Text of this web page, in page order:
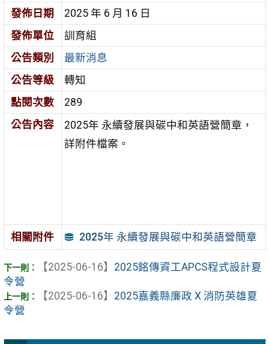
發佈日期
2025 年 6 月 16 日
發佈單位
訓育組
公告類別
最新消息
公告等級
轉知
點閱次數
289
公告內容
2025年 永續發展與碳中和英語營簡章，
詳附件檔案。
相關附件 2025年 永續發展與碳中和英語營簡章
【2025-06-16】 2025銘傳資工APCS程式設計夏
令營
【2025-06-16】 2025嘉義縣廉政 X 消防英雄夏
令營